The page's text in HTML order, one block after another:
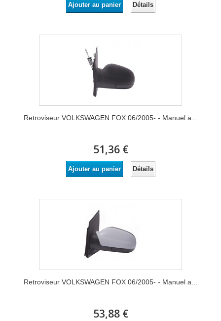
Ajouter au panier Détails
Retroviseur VOLKSWAGEN FOX 06/2005- - Manuel a...
51,36 €
Ajouter au panier Détails
Retroviseur VOLKSWAGEN FOX 06/2005- - Manuel a...
53,88 €